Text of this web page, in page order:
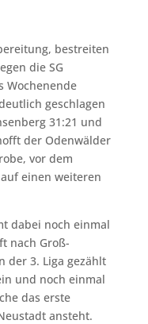
bestreiten
die SG
Wochenende
geschlagen
31:21 und
der Odenwälder
vor dem
einen weiteren
dabei noch einmal
nach Groß-
der 3. Liga gezählt
und noch einmal
das erste
ansteht.